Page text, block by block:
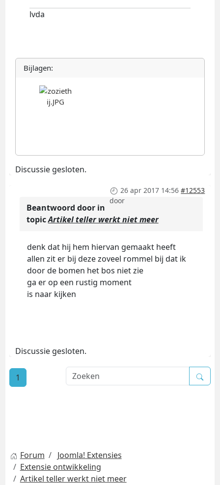
lvda
Bijlagen:
Discussie gesloten.
26 apr 2017 14:56 #12553
door
Beantwoord door in
topicArtikel teller werkt niet meer
denk dat hij hem hiervan gemaakt heeft
allen zit er bij deze zoveel rommel bij dat ik
door de bomen het bos niet zie
ga er op een rustig moment
is naar kijken
Discussie gesloten.
1
Forum
Joomla! Extensies
Extensie ontwikkeling
Artikel teller werkt niet meer